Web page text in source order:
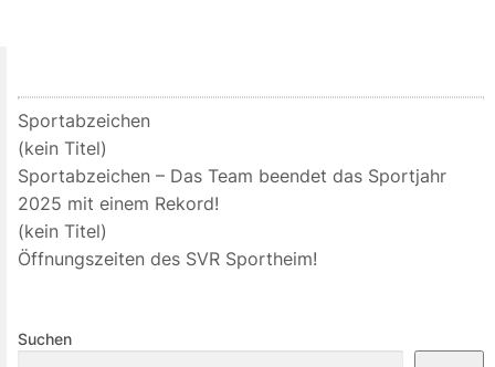
Sportabzeichen
(kein Titel)
Sportabzeichen – Das Team beendet das Sportjahr
2025 mit einem Rekord!
(kein Titel)
Öffnungszeiten des SVR Sportheim!
Suchen